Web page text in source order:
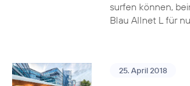
surfen können,
Blau Allnet L für
25. April 2018